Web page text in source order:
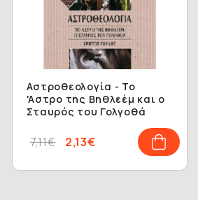
Αστροθεολογία - Το
'Aστρο της Βηθλεέμ και ο
Σταυρός του Γολγοθά
2,13€
7,11€